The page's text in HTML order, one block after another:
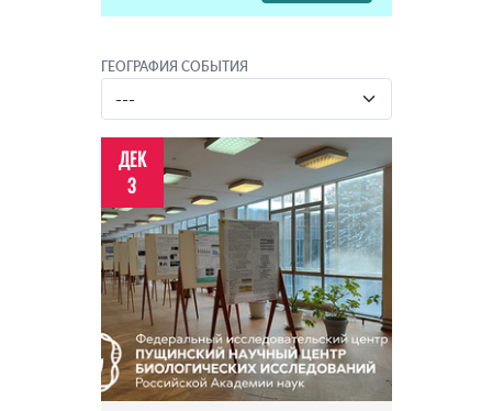
ГЕОГРАФИЯ СОБЫТИЯ
ДЕК
3